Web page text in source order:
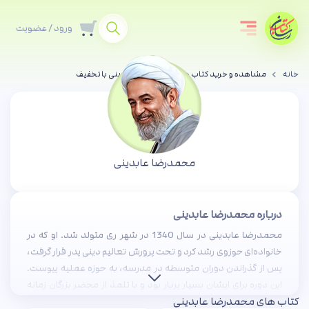
ورود / عضویت
خانه مشاهده و خرید کتاب های محمدرضا عابدینی با تخفیف
محمدرضا عابدینی
درباره محمدرضا عابدینی
محمدرضا عابدینی در سال 1340 در شهر ری متولد شد. او که در
خانواده‌ای حوزوی رشد کرد و تحت پرورش تعالیم دینی پدر قرار گرفت،
پس از گذراندن دوران متوسطه در مدرسه، به حوزه عملیه پیوست.
این دوره برای ایشان بسیار پربار بود و با تلمذ از محضر بزرگان زمانه
خود، توانستند سطوح حوزوی را با موفقیت تکمیل کنند. حجت السلام
کتاب های محمدرضا عابدینی